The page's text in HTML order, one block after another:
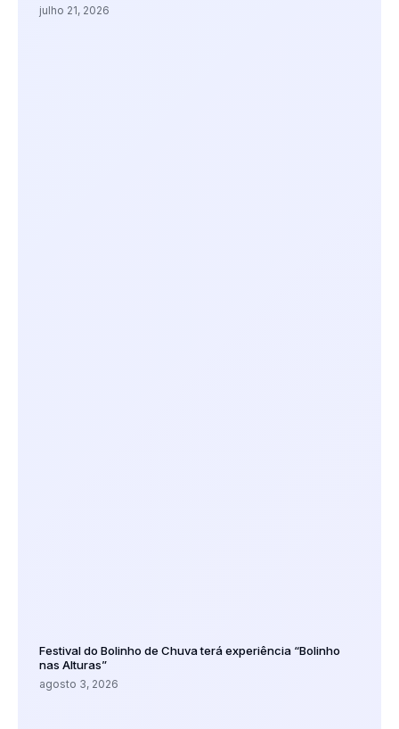
julho 21, 2026
Festival do Bolinho de Chuva terá experiência “Bolinho
nas Alturas”
agosto 3, 2026